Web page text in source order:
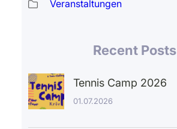
Veranstaltungen
Recent Posts
Tennis Camp 2026
01.07.2026